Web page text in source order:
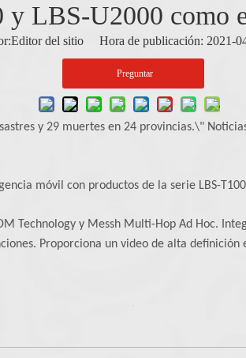
y LBS-U2000 como
del sitio Hora de publicación: 2021-
Preguntar
y 29 muertes en 24 provincias.\"
móvil con productos de la serie LBS-
Technology y Messh Multi-Hop Ad Hoc.
Proporciona un video de alta